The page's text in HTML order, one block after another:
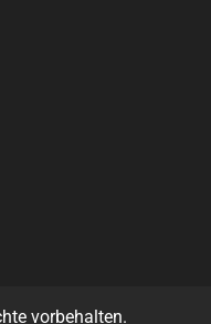
vorbehalten.